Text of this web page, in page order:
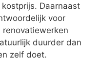
Daarnaast
voor
duurder dan
zelf doet.